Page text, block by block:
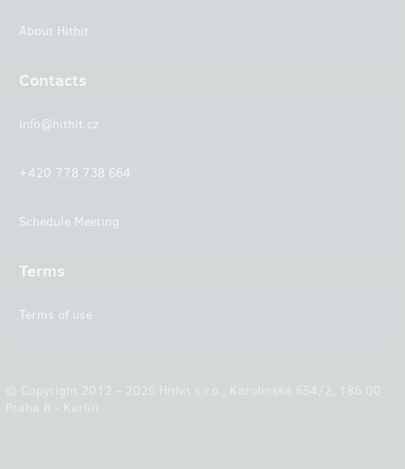
About Hithit
Contacts
info@hithit.cz
+420 778 738 664
Schedule Meeting
Terms
Terms of use